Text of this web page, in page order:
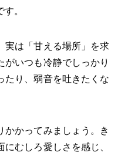
。
実は「甘える場所」を求
がいつも冷静でしっかり
たり、弱音を吐きたくな
かかってみましょう。き
むしろ愛しさを感じ、